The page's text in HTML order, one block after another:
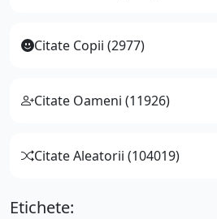
Citate Copii (2977)
Citate Oameni (11926)
Citate Aleatorii (104019)
Etichete: